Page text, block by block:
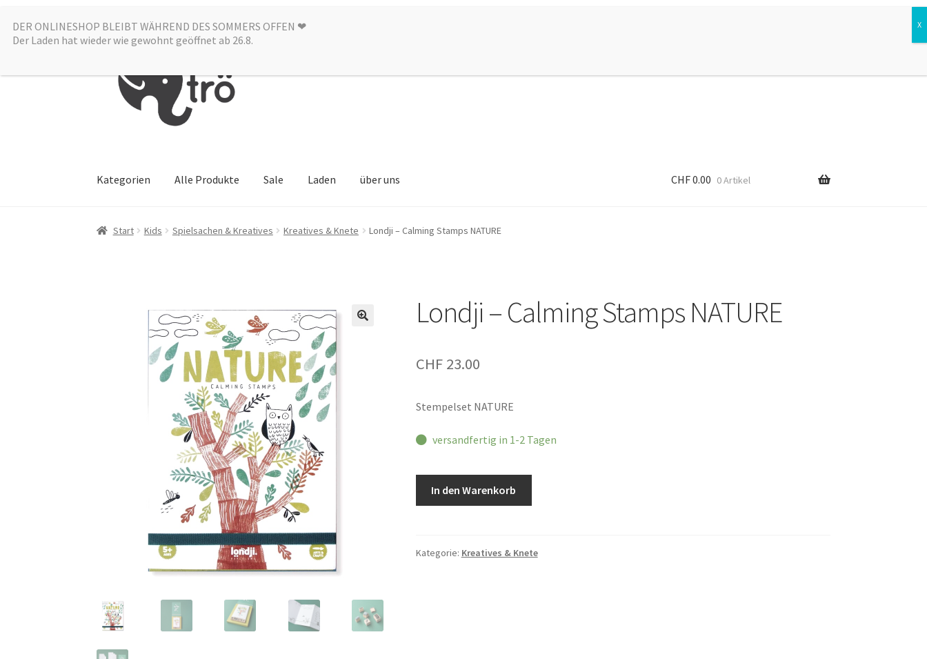
Zur
Zum
Kategorien Alle Produkte Sale Laden über uns CHF0.00 0 Artikel
Start Kids Spielsachen & Kreatives Kreatives & Knete Londji – Calming Stamps NATURE
Londji – Calming Stamps NATURE
CHF23.00
Stempelset NATURE
versandfertig in 1-2 Tagen
NATURE
In den Warenkorb
Kategorie: Kreatives & Knete
DER ONLINESHOP BLEIBT WÄHREND DES SOMMERS OFFEN ❤︎
Der Laden hat wieder wie gewohnt geöffnet ab 26.8.